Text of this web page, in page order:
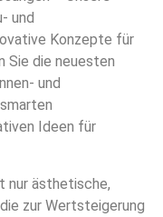
und
Konzepte für
Sie die neuesten
und
Ideen für
nur ästhetische,
zur Wertsteigerung